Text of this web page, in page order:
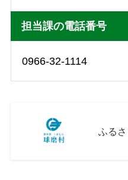
担当課の電話番号
0966-32-1114
ふる